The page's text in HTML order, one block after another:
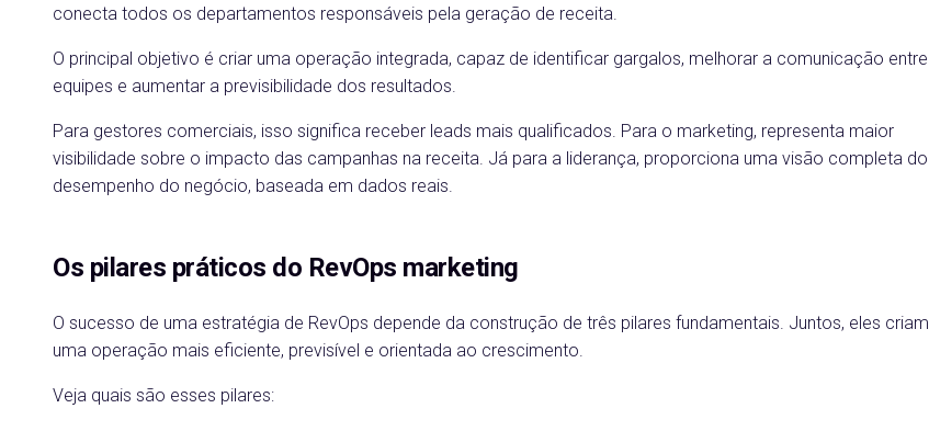
conecta todos os departamentos responsáveis pela geração de receita.
O principal objetivo é criar uma operação integrada, capaz de identificar gargalos, melhorar a comunicação entre
equipes e aumentar a previsibilidade dos resultados.
Para gestores comerciais, isso significa receber leads mais qualificados. Para o marketing, representa maior
visibilidade sobre o impacto das campanhas na receita. Já para a liderança, proporciona uma visão completa do
desempenho do negócio, baseada em dados reais.
Os pilares práticos do RevOps marketing
O sucesso de uma estratégia de RevOps depende da construção de três pilares fundamentais. Juntos, eles criam
uma operação mais eficiente, previsível e orientada ao crescimento.
Veja quais são esses pilares: